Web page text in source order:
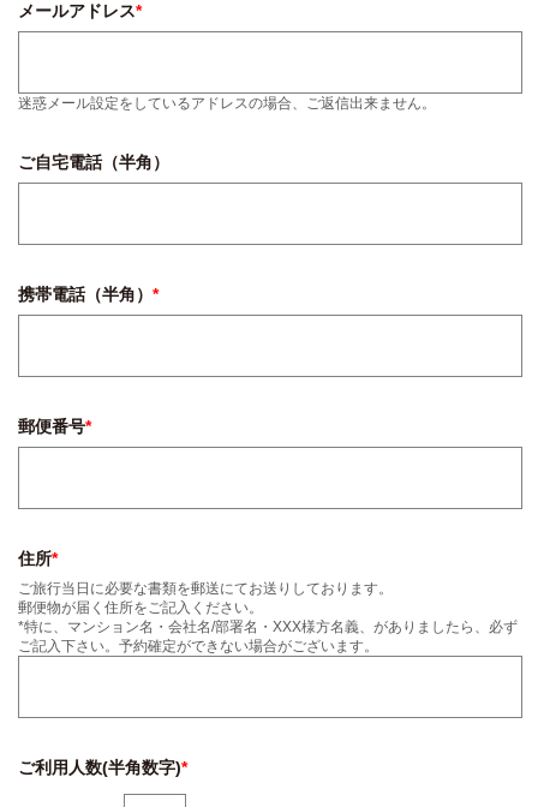
メールアドレス*
迷惑メール設定をしているアドレスの場合、ご返信出来ません。
ご自宅電話（半角）
携帯電話（半角） *
郵便番号*
住所*
ご旅行当日に必要な書類を郵送にてお送りしております。
郵便物が届く住所をご記入ください。
*特に、マンション名・会社名/部署名・XXX様方名義、がありましたら、必ず
ご記入下さい。予約確定ができない場合がございます。
ご利用人数(半角数字)*